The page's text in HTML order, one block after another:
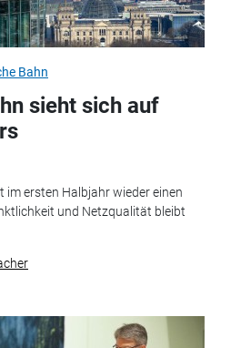
Bahn
sieht sich auf
im ersten Halbjahr wieder einen
und Netzqualität bleibt